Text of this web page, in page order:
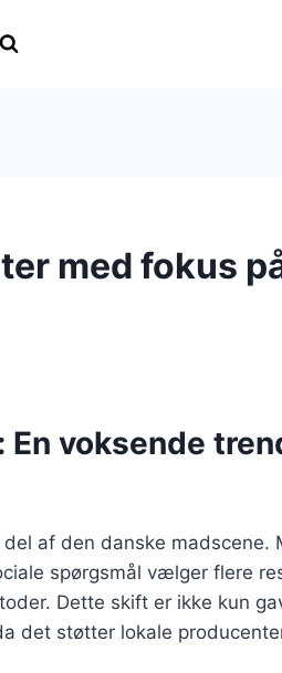
med fokus
voksende
af den danske madscene.
spørgsmål vælger flere
Dette skift er ikke kun
det støtter lokale